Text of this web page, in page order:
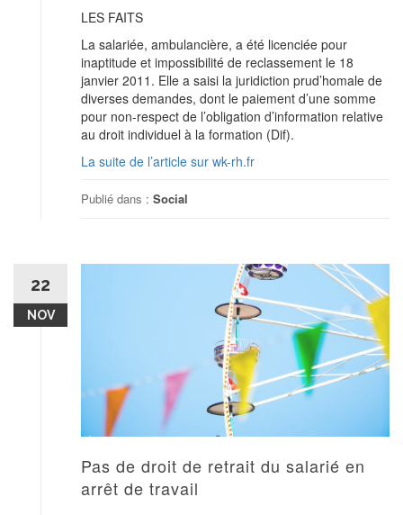
LES FAITS
La salariée, ambulancière, a été licenciée pour
inaptitude et impossibilité de reclassement le 18
janvier 2011. Elle a saisi la juridiction prud’homale de
diverses demandes, dont le paiement d’une somme
pour non-respect de l’obligation d’information relative
au droit individuel à la formation (Dif).
La suite de l’article sur wk-rh.fr
Publié dans : Social
22
NOV
Pas de droit de retrait du salarié en
arrêt de travail